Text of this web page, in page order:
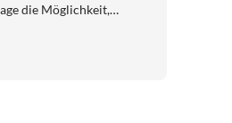
die Möglichkeit,
zum Benutzt werden